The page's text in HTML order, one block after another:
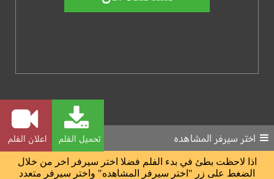
تحميل الفلم اعلان الفلم اختر سيرفر المشاهده
اذا لاحظت بطئ في بدء الفلم فضلا اختر سيرفر اخر من خلال
الضغط على زر "اختر سيرفر المشاهده" واختر سيرفر متعدد